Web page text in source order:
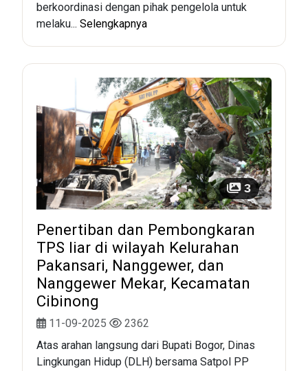
berkoordinasi dengan pihak pengelola untuk
melaku... Selengkapnya
3
Penertiban dan Pembongkaran
TPS liar di wilayah Kelurahan
Pakansari, Nanggewer, dan
Nanggewer Mekar, Kecamatan
Cibinong
11-09-2025
2362
Atas arahan langsung dari Bupati Bogor, Dinas
Lingkungan Hidup (DLH) bersama Satpol PP